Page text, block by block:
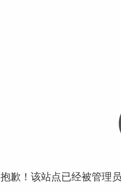
抱歉！该站点已经被管理